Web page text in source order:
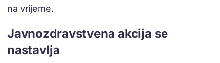
na vrijeme.
Javnozdravstvena akcija se
nastavlja